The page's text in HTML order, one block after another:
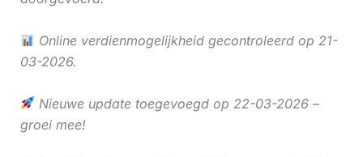
Online verdienmogelijkheid gecontroleerd op 21-
03-2026.
Nieuwe update toegevoegd op 22-03-2026 –
groei mee!